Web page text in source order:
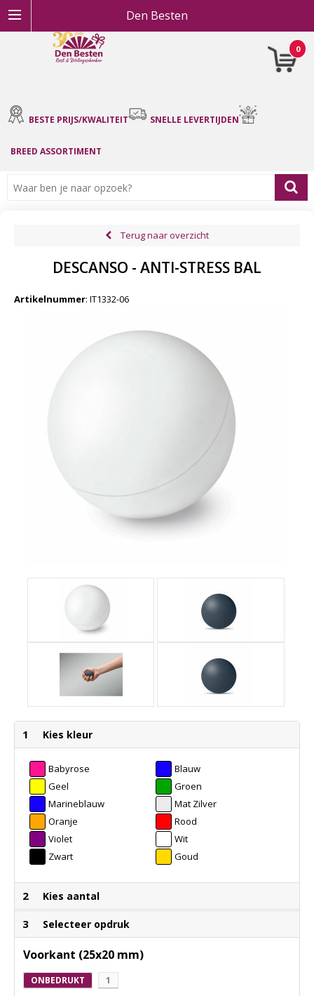
Den Besten
0
BESTE PRIJS/KWALITEIT SNELLE LEVERTIJDEN
BREED ASSORTIMENT
Terug naar overzicht
DESCANSO - ANTI-STRESS BAL
Artikelnummer: IT1332-06
1 Kies kleur
Babyrose
Blauw
Geel
Groen
Marineblauw
Mat Zilver
Oranje
Rood
Violet
Wit
Zwart
Goud
2 Kies aantal
3 Selecteer opdruk
Voorkant (25x20 mm)
ONBEDRUKT 1